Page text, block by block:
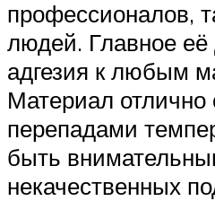
профессионалов,
людей. Главное её
адгезия к любым
Материал отлично
перепадами
быть
некачественных